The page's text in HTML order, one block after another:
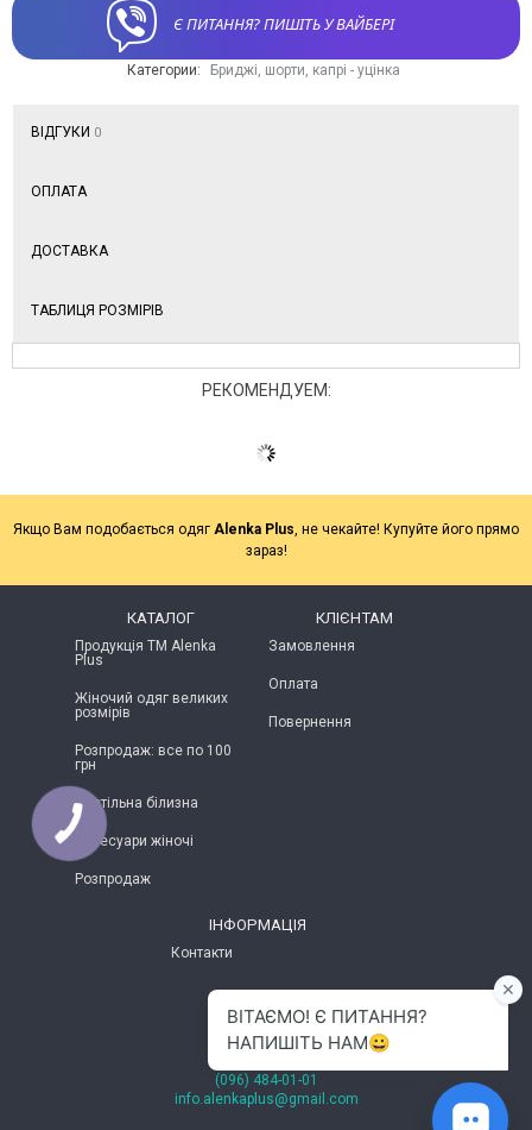
Є ПИТАННЯ? ПИШІТЬ У ВАЙБЕРІ
Категории: Бриджі, шорти, капрі - уцінка
ВІДГУКИ 0
ОПЛАТА
ДОСТАВКА
ТАБЛИЦЯ РОЗМІРІВ
РЕКОМЕНДУЕМ:
Якщо Вам подобається одяг Alenka Plus , не чекайте! Купуйте його прямо
зараз!
КАТАЛОГ
Продукція ТМ Alenka
Plus
Жіночий одяг великих
розмірів
Розпродаж: все по 100
грн
Постільна білизна
Аксесуари жіночі
Розпродаж
КЛІЄНТАМ
Замовлення
Оплата
Повернення
ІНФОРМАЦІЯ
Контакти
(096) 484-01-01
info.alenkaplus@gmail.com